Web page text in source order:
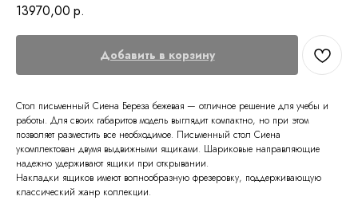
13970,00 р.
Добавить в корзину
Стол письменный Сиена Береза бежевая — отличное решение для учебы и
работы. Для своих габаритов модель выглядит компактно, но при этом
позволяет разместить все необходимое. Письменный стол Сиена
укомплектован двумя выдвижными ящиками. Шариковые направляющие
надежно удерживают ящики при открывании.
Накладки ящиков имеют волнообразную фрезеровку, поддерживающую
классический жанр коллекции.